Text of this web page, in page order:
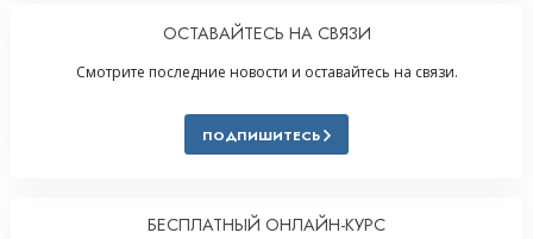
ОСТАВАЙТЕСЬ НА СВЯЗИ
Смотрите последние новости и оставайтесь на связи.
ПОДПИШИТЕСЬ
БЕСПЛАТНЫЙ ОНЛАЙН-КУРС